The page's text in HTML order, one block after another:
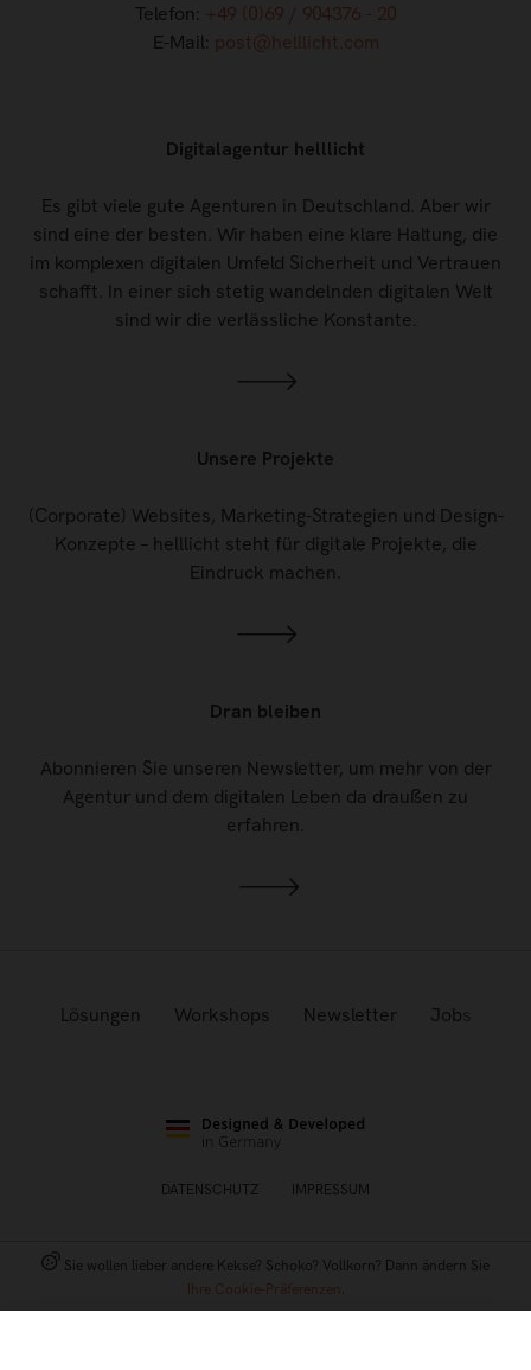
Telefon: +49 (0)69 / 904376 - 20
E-Mail: post@helllicht.com
Digitalagentur helllicht
Es gibt viele gute Agenturen in Deutschland. Aber wir
sind eine der besten. Wir haben eine klare Haltung, die
im komplexen digitalen Umfeld Sicherheit und Vertrauen
schafft. In einer sich stetig wandelnden digitalen Welt
sind wir die verlässliche Konstante.
Unsere Projekte
(Corporate) Websites, Marketing-Strategien und Design-
Konzepte – helllicht steht für digitale Projekte, die
Eindruck machen.
Dran bleiben
Abonnieren Sie unseren Newsletter, um mehr von der
Agentur und dem digitalen Leben da draußen zu
erfahren.
Lösungen Workshops Newsletter Jobs
DATENSCHUTZ IMPRESSUM
Sie wollen lieber andere Kekse? Schoko? Vollkorn? Dann ändern Sie
Ihre Cookie-Präferenzen .